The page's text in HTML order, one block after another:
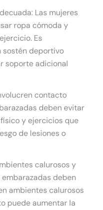
Las mujeres
ropa cómoda y
Es
sostén deportivo
soporte adicional
contacto
deben evitar
y ejercicios que
de lesiones o
calurosos y
deben
ambientes calurosos
puede aumentar la